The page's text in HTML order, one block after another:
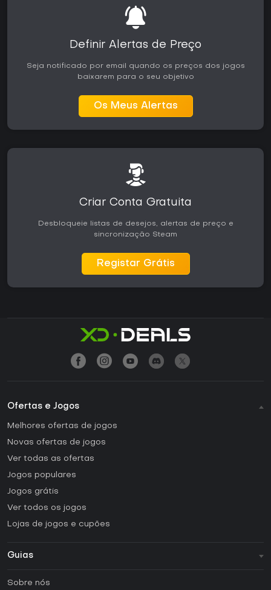
Definir Alertas de Preço
Seja notificado por email quando os preços dos jogos
baixarem para o seu objetivo
Os Meus Alertas
Criar Conta Gratuita
Desbloqueie listas de desejos, alertas de preço e
sincronização Steam
Registar Grátis
Ofertas e Jogos
Melhores ofertas de jogos
Novas ofertas de jogos
Ver todas as ofertas
Jogos populares
Jogos grátis
Ver todos os jogos
Lojas de jogos e cupões
Guias
Sobre nós